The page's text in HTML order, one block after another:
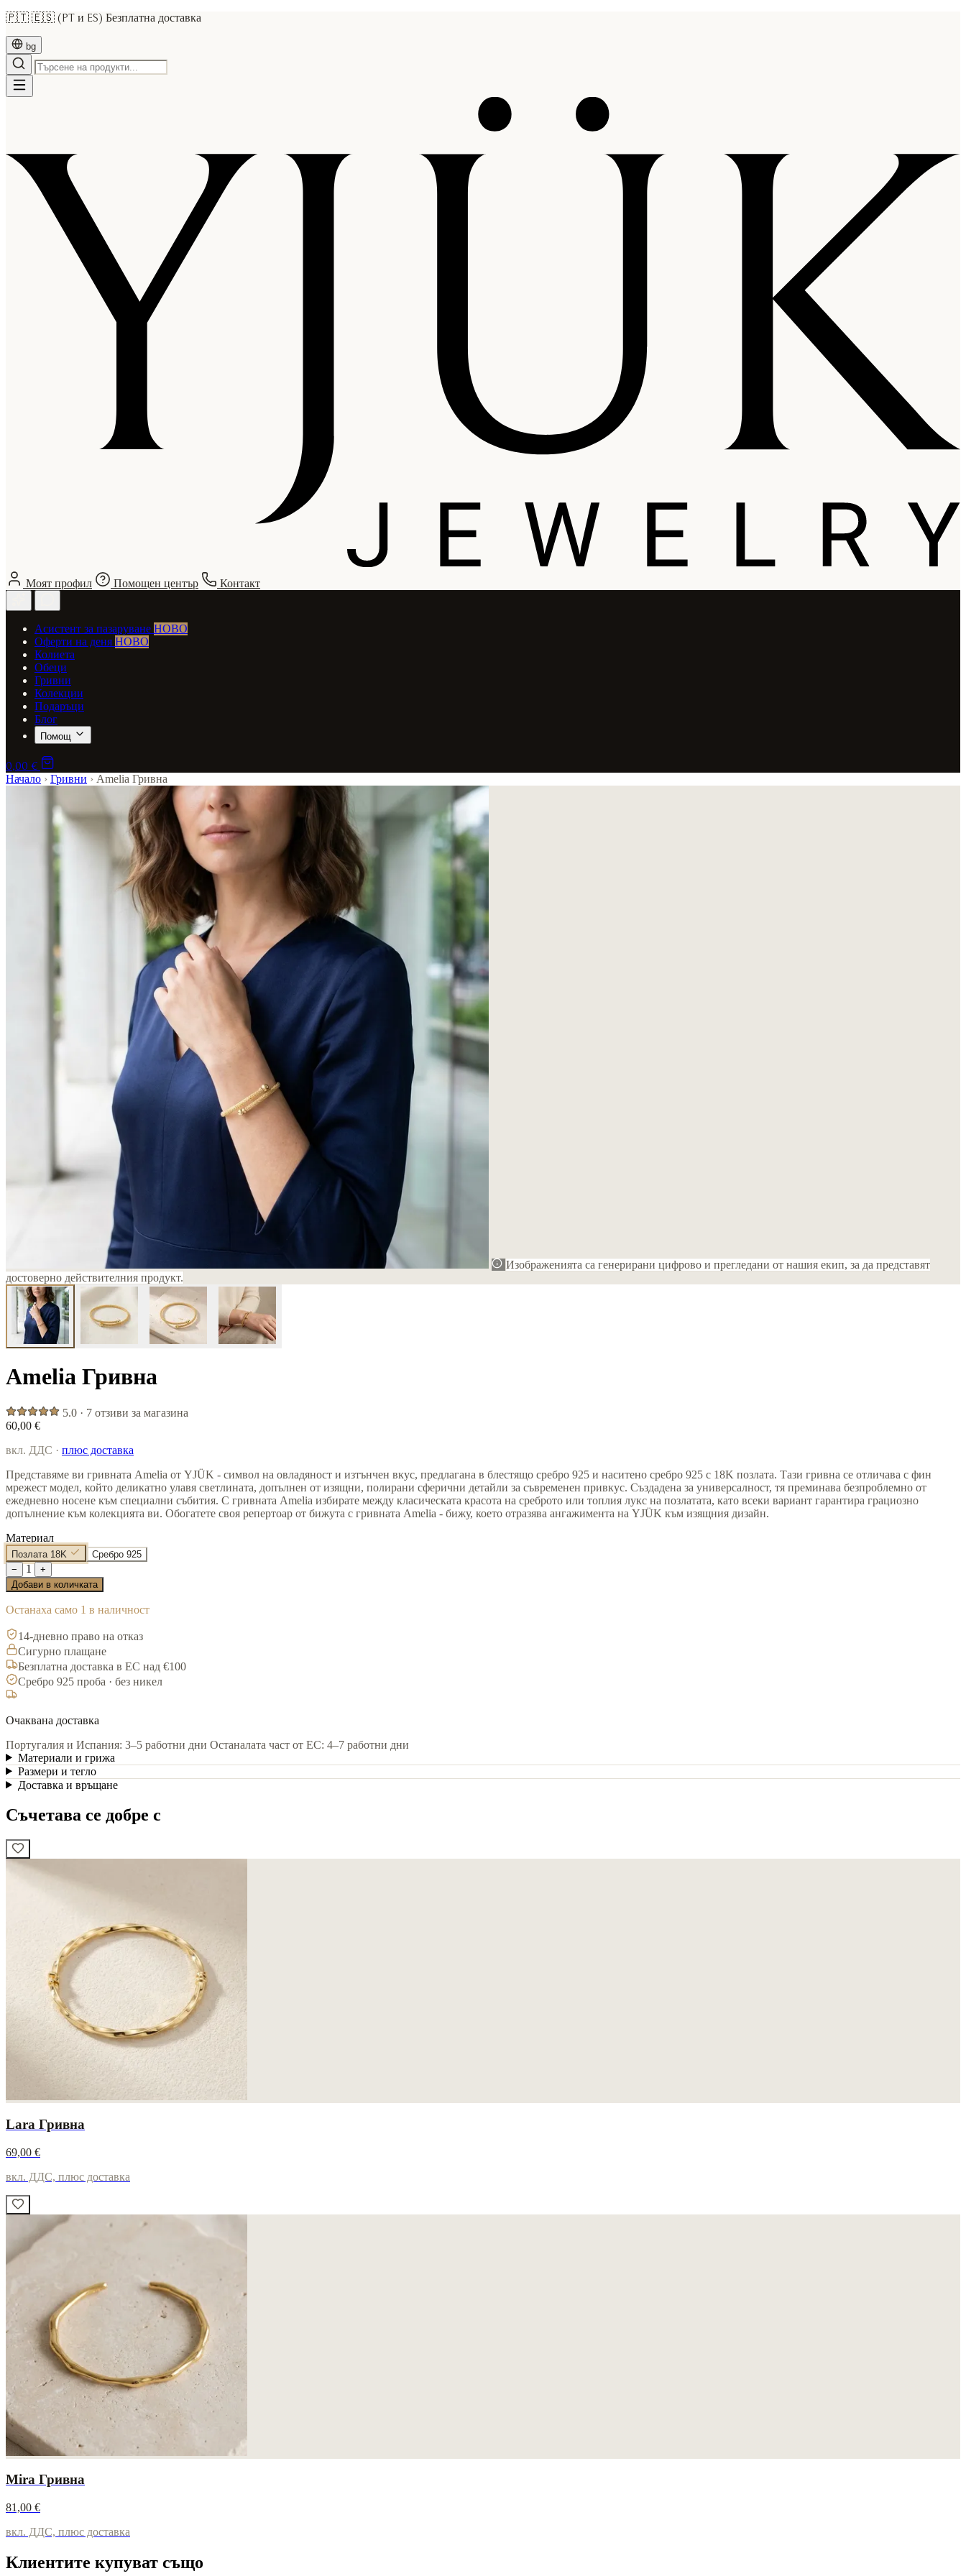
🇵🇹 🇪🇸 (PT и ES) Безплатна доставка
bg
Моят профил Помощен център Контакт
Асистент за пазаруване НОВО
Оферти на деня НОВО
Колиета
Обеци
Гривни
Колекции
Подаръци
Блог
Помощ
0,00 €
Начало › Гривни › Amelia Гривна
Изображенията са генерирани цифрово и прегледани от нашия екип, за да представят
достоверно действителния продукт.
Amelia Гривна
5.0 · 7 отзиви за магазина
60,00 €
вкл. ДДС · плюс доставка
Представяме ви гривната Amelia от YJÜK - символ на овладяност и изтънчен вкус, предлагана в блестящо сребро 925 и наситено сребро 925 с 18K позлата. Тази гривна се отличава с фин
мрежест модел, който деликатно улавя светлината, допълнен от изящни, полирани сферични детайли за съвременен привкус. Създадена за универсалност, тя преминава безпроблемно от
ежедневно носене към специални събития. С гривната Amelia избирате между класическата красота на среброто или топлия лукс на позлатата, като всеки вариант гарантира грациозно
допълнение към колекцията ви. Обогатете своя репертоар от бижута с гривната Amelia - бижу, което отразява ангажимента на YJÜK към изящния дизайн.
Материал
Позлата 18K
Сребро 925
−
1
+
Добави в количката
Останаха само 1 в наличност
14-дневно право на отказ
Сигурно плащане
Безплатна доставка в ЕС над €100
Сребро 925 проба · без никел
Очаквана доставка
Португалия и Испания: 3–5 работни дни Останалата част от ЕС: 4–7 работни дни
Материали и грижа
Размери и тегло
Доставка и връщане
Съчетава се добре с
Lara Гривна
69,00 €
вкл. ДДС, плюс доставка
Mira Гривна
81,00 €
вкл. ДДС, плюс доставка
Клиентите купуват също